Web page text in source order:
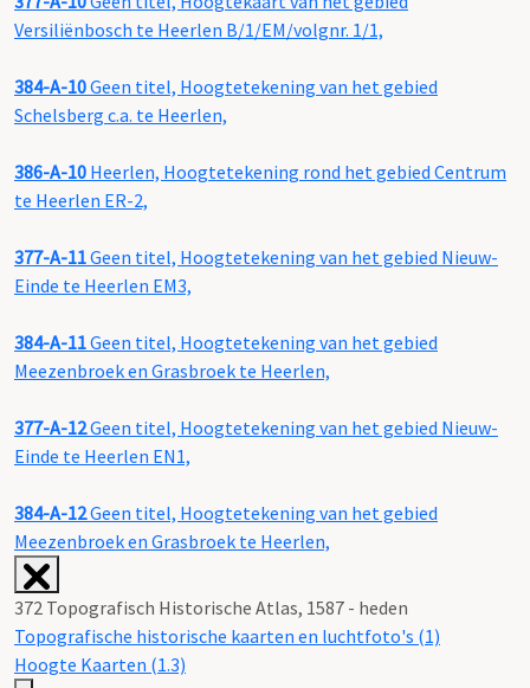
Versiliënbosch te Heerlen B/1/EM/volgnr. 1/1,
384-A-10Geen titel, Hoogtetekening van het gebied
Schelsberg c.a. te Heerlen,
386-A-10 Heerlen, Hoogtetekening rond het gebied Centrum
te Heerlen ER-2,
377-A-11Geen titel, Hoogtetekening van het gebied Nieuw-
Einde te Heerlen EM3,
384-A-11Geen titel, Hoogtetekening van het gebied
Meezenbroek en Grasbroek te Heerlen,
377-A-12Geen titel, Hoogtetekening van het gebied Nieuw-
Einde te Heerlen EN1,
384-A-12Geen titel, Hoogtetekening van het gebied
Meezenbroek en Grasbroek te Heerlen,
372 Topografisch Historische Atlas, 1587 - heden
Topografische historische kaarten en luchtfoto's (1)
Hoogte Kaarten (1.3)